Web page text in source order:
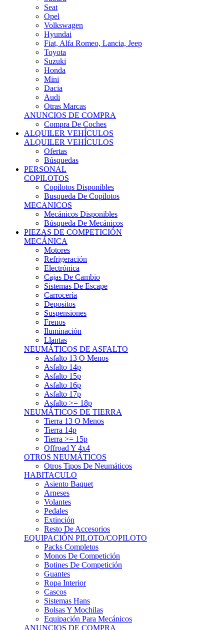
Opel
Volkswagen
Hyundai
Fiat, Alfa Romeo, Lancia, Jeep
Toyota
Suzuki
Honda
Mini
Dacia
Audi
Otras Marcas
ANUNCIOS DE COMPRA
Compra De Coches
ALQUILER VEHÍCULOS
ALQUILER VEHÍCULOS
Ofertas
Búsquedas
PERSONAL
COPILOTOS
Copilotos Disponibles
Busqueda De Copilotos
MECANICOS
Mecánicos Disponibles
Búsqueda De Mecánicos
PIEZAS DE COMPETICIÓN
MECÁNICA
Motores
Refrigeración
Electrónica
Cajas De Cambio
Sistemas De Escape
Carrocería
Depositos
Suspensiones
Frenos
Iluminación
Llantas
NEUMÁTICOS DE ASFALTO
Asfalto 13 O Menos
Asfalto 14p
Asfalto 15p
Asfalto 16p
Asfalto 17p
Asfalto >= 18p
NEUMÁTICOS DE TIERRA
Tierra 13 O Menos
Tierra 14p
Tierra >= 15p
Offroad Y 4x4
OTROS NEUMÁTICOS
Otros Tipos De Neumáticos
HABITACULO
Asiento Baquet
Arneses
Volantes
Pedales
Extinción
Resto De Accesorios
EQUIPACIÓN PILOTO/COPILOTO
Packs Completos
Monos De Competición
Botines De Competición
Guantes
Ropa Interior
Cascos
Sistemas Hans
Bolsas Y Mochilas
Equipación Para Mecánicos
ANUNCIOS DE COMPRA
Compra De Piezas